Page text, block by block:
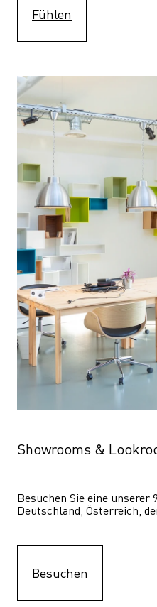
Fühlen
Showrooms &
Besuchen Sie eine unserer
Deutschland, Österreich,
Besuchen